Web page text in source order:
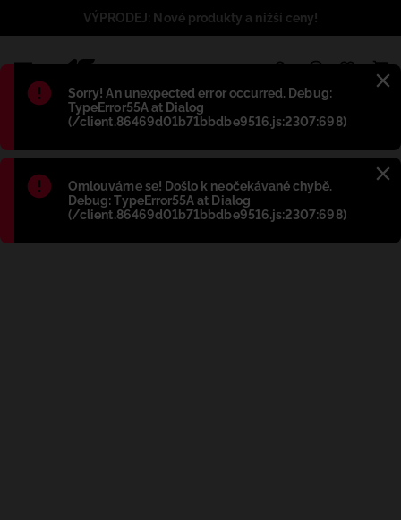
Błąd:
Sorry! An unexpected error occurred. Debug:
TypeError55A at Dialog
(/client.86469d01b71bbdbe9516.js:2307:698)
Błąd:
Omlouváme se! Došlo k neočekávané chybě.
Debug: TypeError55A at Dialog
(/client.86469d01b71bbdbe9516.js:2307:698)
VÝPRODEJ: Nové produkty a nižší ceny!